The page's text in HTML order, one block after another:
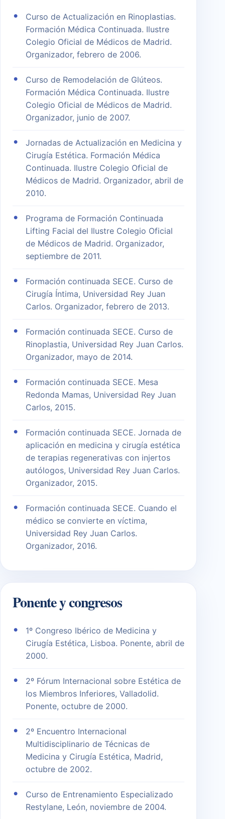
Curso de Actualización en Rinoplastias.
Formación Médica Continuada. Ilustre
Colegio Oficial de Médicos de Madrid.
Organizador, febrero de 2006.
Curso de Remodelación de Glúteos.
Formación Médica Continuada. Ilustre
Colegio Oficial de Médicos de Madrid.
Organizador, junio de 2007.
Jornadas de Actualización en Medicina y
Cirugía Estética. Formación Médica
Continuada. Ilustre Colegio Oficial de
Médicos de Madrid. Organizador, abril de
2010.
Programa de Formación Continuada
Lifting Facial del Ilustre Colegio Oficial
de Médicos de Madrid. Organizador,
septiembre de 2011.
Formación continuada SECE. Curso de
Cirugía Íntima, Universidad Rey Juan
Carlos. Organizador, febrero de 2013.
Formación continuada SECE. Curso de
Rinoplastia, Universidad Rey Juan Carlos.
Organizador, mayo de 2014.
Formación continuada SECE. Mesa
Redonda Mamas, Universidad Rey Juan
Carlos, 2015.
Formación continuada SECE. Jornada de
aplicación en medicina y cirugía estética
de terapias regenerativas con injertos
autólogos, Universidad Rey Juan Carlos.
Organizador, 2015.
Formación continuada SECE. Cuando el
médico se convierte en víctima,
Universidad Rey Juan Carlos.
Organizador, 2016.
Ponente y congresos
1º Congreso Ibérico de Medicina y
Cirugía Estética, Lisboa. Ponente, abril de
2000.
2º Fórum Internacional sobre Estética de
los Miembros Inferiores, Valladolid.
Ponente, octubre de 2000.
2º Encuentro Internacional
Multidisciplinario de Técnicas de
Medicina y Cirugía Estética, Madrid,
octubre de 2002.
Curso de Entrenamiento Especializado
Restylane, León, noviembre de 2004.